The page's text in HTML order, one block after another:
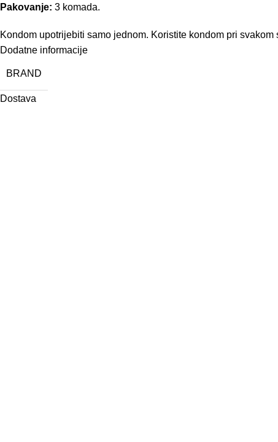
Pakovanje: 3 komada.
Kondom upotrijebiti samo jednom. Koristite kondom pri
Dodatne informacije
BRAND
Dostava